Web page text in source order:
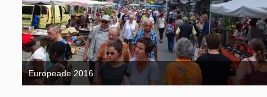
Europeade 2016
7. September 2016